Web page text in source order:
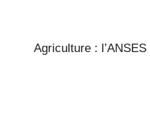
Agriculture :